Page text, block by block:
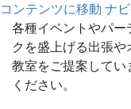
コンテンツに移動 ナ
各種イベントやパー
クを盛上げる出張
教室をご提案してい
ください。